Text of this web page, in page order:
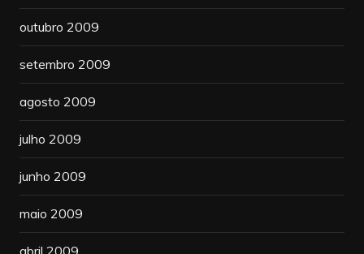
outubro 2009
setembro 2009
agosto 2009
julho 2009
junho 2009
maio 2009
abril 2009